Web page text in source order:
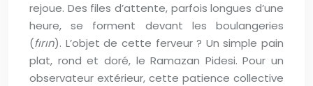
rejoue. Des files d’attente, parfois longues d’une
heure, se forment devant les boulangeries
(fırın). L’objet de cette ferveur ? Un simple pain
plat, rond et doré, le Ramazan Pidesi. Pour un
observateur extérieur, cette patience collective